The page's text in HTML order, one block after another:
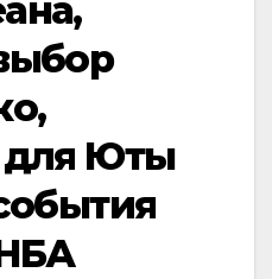
для Юты